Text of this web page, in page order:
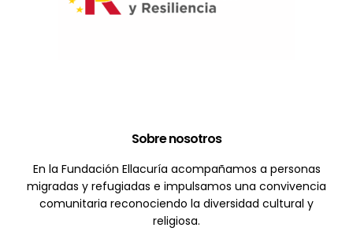
Sobre nosotros
En la Fundación Ellacuría acompañamos a personas
migradas y refugiadas e impulsamos una convivencia
comunitaria reconociendo la diversidad cultural y
religiosa.